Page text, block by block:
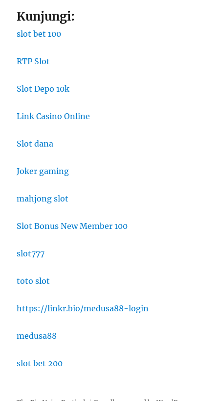
Kunjungi:
slot bet 100
RTP Slot
Slot Depo 10k
Link Casino Online
Slot dana
Joker gaming
mahjong slot
Slot Bonus New Member 100
slot777
toto slot
https://linkr.bio/medusa88-login
medusa88
slot bet 200